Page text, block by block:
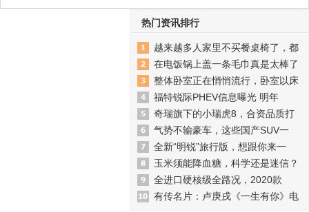
热门资讯排行
越来越多人家里不买餐桌椅了，都
在电饭锅上盖一条毛巾真是太棒了
整体卧室正在悄悄流行，卧室以床
福特锐际PHEV信息曝光 明年
奇瑞旗下的小瑞虎8，合资品质打
气势不输豪车，这些国产SUV一
全新“明锐”旅行版，想跟你来一
玉米须能降血糖，科学还是迷信？
全进口硬核级全路况，2020款
有传名片：卢庚戌《一生有你》电